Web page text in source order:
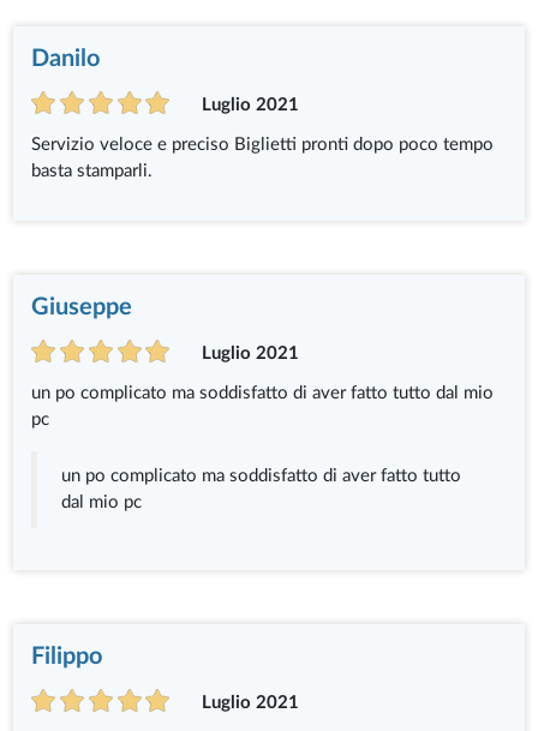
Danilo
Luglio 2021
Servizio veloce e preciso Biglietti pronti dopo poco tempo
basta stamparli.
Giuseppe
Luglio 2021
un po complicato ma soddisfatto di aver fatto tutto dal mio
pc
un po complicato ma soddisfatto di aver fatto tutto
dal mio pc
Filippo
Luglio 2021